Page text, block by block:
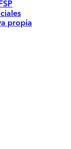
propia